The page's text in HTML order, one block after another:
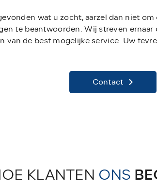
wat u zocht, aarzel dan niet
te beantwoorden. Wij streven
van de best mogelijke service. Uw
Contact
KLANTEN ONS